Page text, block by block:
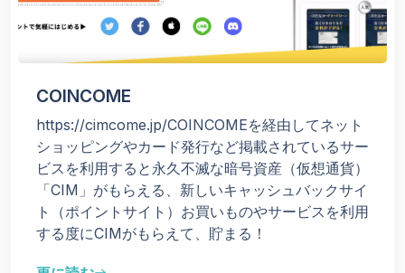
COINCOME
https://cimcome.jp/COINCOMEを経由してネット
ショッピングやカード発行など掲載されているサー
ビスを利用すると永久不滅な暗号資産（仮想通貨）
「CIM」がもらえる、新しいキャッシュバックサイ
ト（ポイントサイト）お買いものやサービスを利用
する度にCIMがもらえて、貯まる！